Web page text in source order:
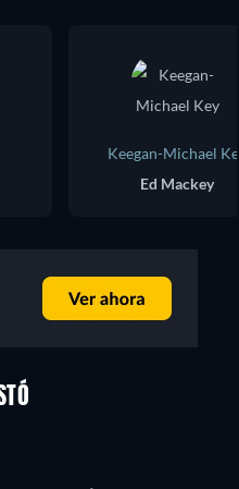
Keegan-Michael Key
Ed Mackey